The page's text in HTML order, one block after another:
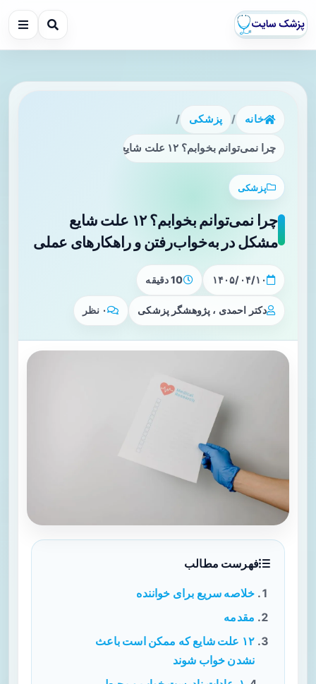
خانه / پزشکی /
چرا نمی‌توانم بخوابم؟ ۱۲ علت شایع مشکل در به‌خواب‌رفتن و راهکارهای عملی
پزشکی
چرا نمی‌توانم بخوابم؟ ۱۲ علت شایع
مشکل در به‌خواب‌رفتن و راهکارهای عملی
۱۴۰۵/۰۴/۱۰ 10 دقیقه
دکتر احمدی ، پژوهشگر پزشکی ۰ نظر
فهرست مطالب
خلاصه سریع برای خواننده
مقدمه
۱۲ علت شایع که ممکن است باعث
نشدن خواب شوند